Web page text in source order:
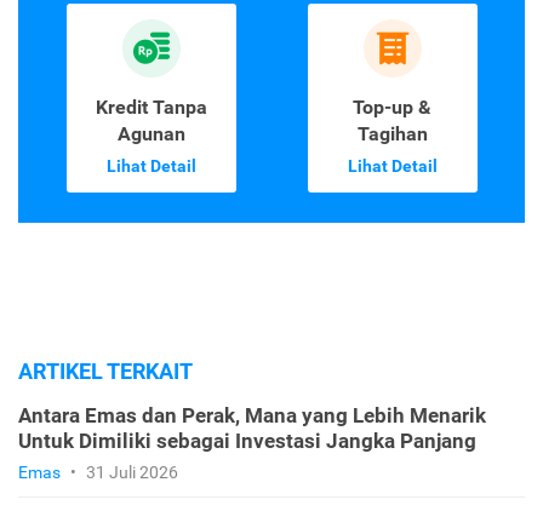
Kredit Tanpa
Agunan
Lihat Detail
Top-up &
Tagihan
Lihat Detail
ARTIKEL TERKAIT
Antara Emas dan Perak, Mana yang Lebih Menarik
Untuk Dimiliki sebagai Investasi Jangka Panjang
Emas • 31 Juli 2026